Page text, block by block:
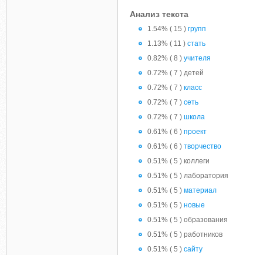
Анализ текста
1.54% ( 15 ) групп
1.13% ( 11 ) стать
0.82% ( 8 ) учителя
0.72% ( 7 ) детей
0.72% ( 7 ) класс
0.72% ( 7 ) сеть
0.72% ( 7 ) школа
0.61% ( 6 ) проект
0.61% ( 6 ) творчество
0.51% ( 5 ) коллеги
0.51% ( 5 ) лаборатория
0.51% ( 5 ) материал
0.51% ( 5 ) новые
0.51% ( 5 ) образования
0.51% ( 5 ) работников
0.51% ( 5 ) сайту